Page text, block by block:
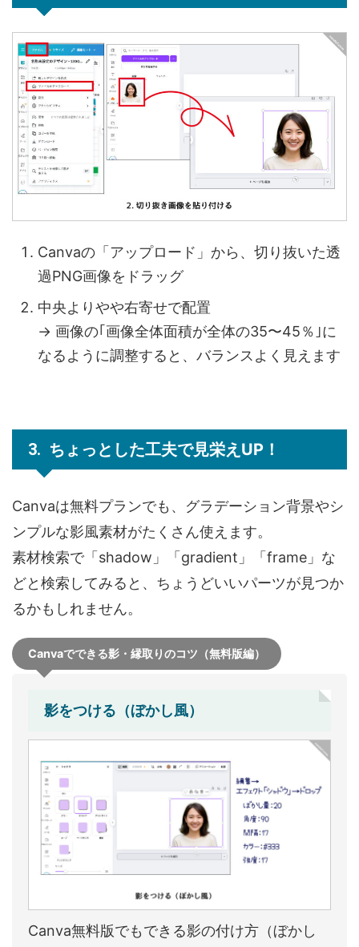
Canvaの「アップロード」から、切り抜いた透
過PNG画像をドラッグ
中央よりやや右寄せで配置
→ 画像の｢画像全体面積が全体の35〜45％｣に
なるように調整すると、バランスよく見えます
ちょっとした工夫で見栄えUP！
Canvaは無料プランでも、グラデーション背景やシ
ンプルな影風素材がたくさん使えます。
素材検索で「shadow」「gradient」「frame」な
どと検索してみると、ちょうどいいパーツが見つか
るかもしれません。
Canvaでできる影・縁取りのコツ（無料版編）
影をつける（ぼかし風）
Canva無料版でもできる影の付け方（ぼかし